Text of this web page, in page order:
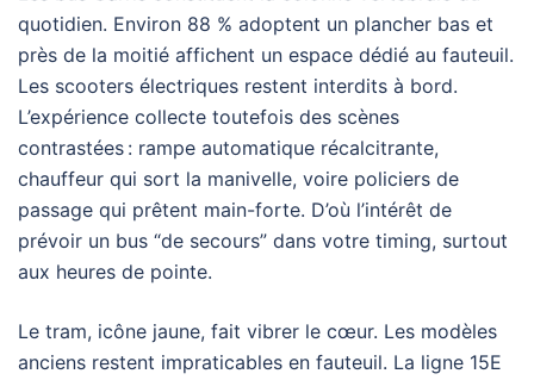
quotidien. Environ 88 % adoptent un plancher bas et
près de la moitié affichent un espace dédié au fauteuil.
Les scooters électriques restent interdits à bord.
L’expérience collecte toutefois des scènes
contrastées : rampe automatique récalcitrante,
chauffeur qui sort la manivelle, voire policiers de
passage qui prêtent main-forte. D’où l’intérêt de
prévoir un bus “de secours” dans votre timing, surtout
aux heures de pointe.
Le tram, icône jaune, fait vibrer le cœur. Les modèles
anciens restent impraticables en fauteuil. La ligne 15E